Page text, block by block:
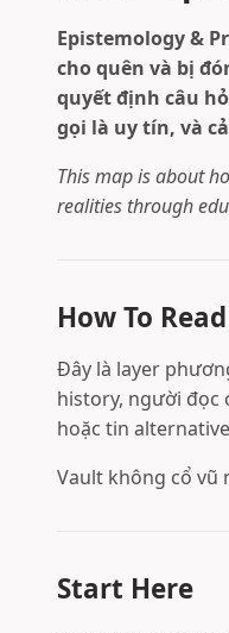
Epistemology &
cho quên và bị
quyết định câu
gọi là uy tín, và
This map is about
realities through
How To
Đây là layer
history, người đọc
hoặc tin
Vault không cổ vũ
Start Here